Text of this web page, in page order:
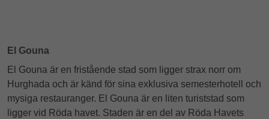
El Gouna
El Gouna är en fristående stad som ligger strax norr om
Hurghada och är känd för sina exklusiva semesterhotell och
mysiga restauranger. El Gouna är en liten turiststad som
ligger vid Röda havet. Staden är en del av Röda Havets